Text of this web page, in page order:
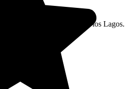
se sitúa en la meseta de los Lagos.